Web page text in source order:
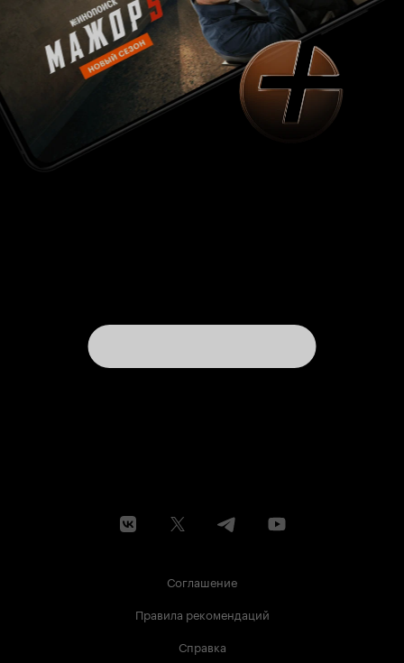
Соглашение
Правила рекомендаций
Справка